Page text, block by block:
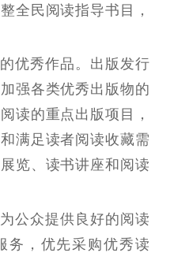
全民阅读指导书目，
优秀作品。出版发行
强各类优秀出版物的
读的重点出版项目，
满足读者阅读收藏需
览、读书讲座和阅读
公众提供良好的阅读
务，优先采购优秀读